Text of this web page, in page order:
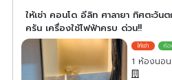
ให้เช่า คอนโด อีลิท ศาลายา ทิศตะวัน
ครัน เครื่องใช้ไฟฟ้าครบ ด่วน!!
1 ห้องนอ